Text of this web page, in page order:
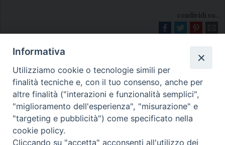
condividi su...
Diocesi di Melfi Rapolla Venosa
• Largo Duomo, 12 - 85025 MELFI (PZ) •
Informativa
Utilizziamo cookie o tecnologie simili per
finalità tecniche e, con il tuo consenso, anche per
altre finalità ("interazioni e funzionalità semplici",
"miglioramento dell'esperienza", "misurazione" e
"targeting e pubblicità") come specificato nella
cookie policy.
Cliccando su "accetta" acconsenti all'utilizzo dei